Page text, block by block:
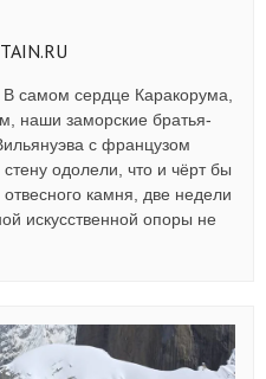
самом сердце Каракорума,
наши заморские братья-
с французом
одолели, что и чёрт бы
камня, две недели
искусственной опоры не
арифметика!